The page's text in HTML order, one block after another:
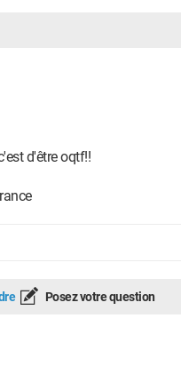
d'être oqtf!!
Posez votre question